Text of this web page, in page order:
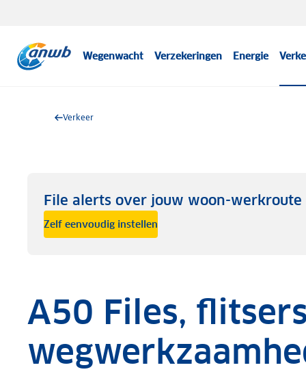
Wegenwacht Verzekeringen Energie
Verkeer
File alerts over jouw woon-werkroute
Zelf eenvoudig instellen
A50 Files,